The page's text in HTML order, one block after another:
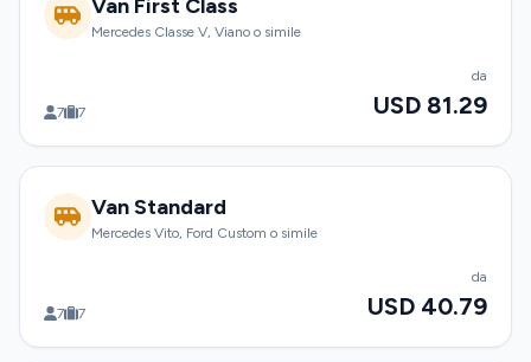
Van First Class
Mercedes Classe V, Viano o simile
7 7
da
USD 81.29
Van Standard
Mercedes Vito, Ford Custom o simile
7 7
da
USD 40.79